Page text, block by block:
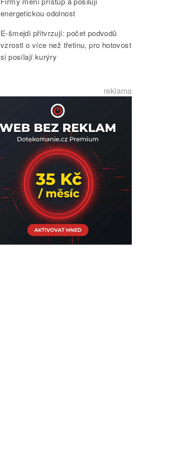
energetickou odolnost
E-šmejdi přitvrzují: počet podvodů
vzrostl o více než třetinu, pro hotovost
si posílají kurýry
reklama